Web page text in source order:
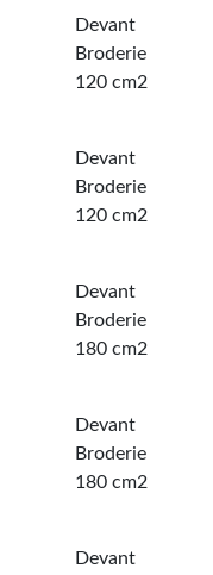
Devant
Broderie
120 cm2
Devant
Broderie
120 cm2
Devant
Broderie
180 cm2
Devant
Broderie
180 cm2
Devant